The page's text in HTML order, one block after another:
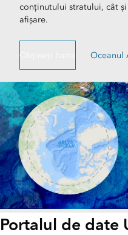
conținutului stratului, cât
afișare.
Obțineți harta Oceanul
Portalul de date